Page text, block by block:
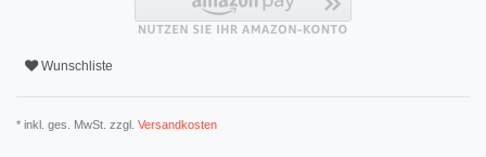
Wunschliste
* inkl. ges. MwSt. zzgl. Versandkosten